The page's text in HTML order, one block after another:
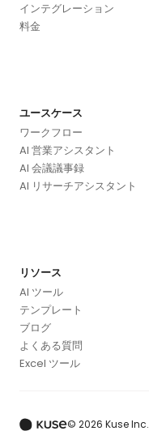
インテグレーション
料金
ユースケース
ワークフロー
AI 営業アシスタント
AI 会議議事録
AI リサーチアシスタント
リソース
AI ツール
テンプレート
ブログ
よくある質問
Excel ツール
© 2026 Kuse Inc.